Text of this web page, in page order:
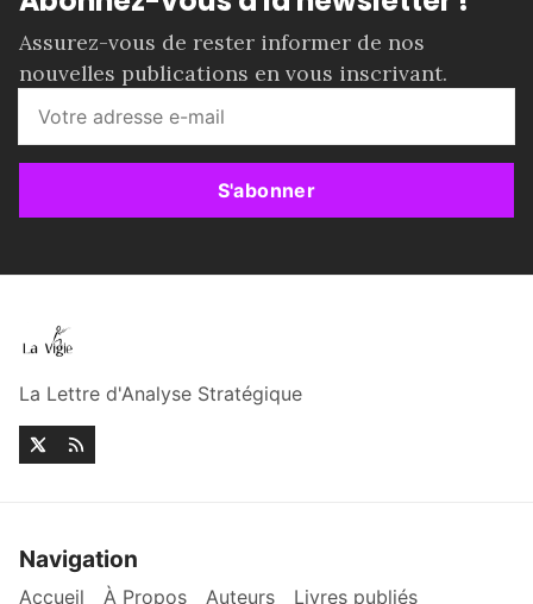
Assurez-vous de rester informer de nos
nouvelles publications en vous inscrivant.
S'abonner
La Lettre d'Analyse Stratégique
Navigation
Accueil À Propos Auteurs Livres publiés